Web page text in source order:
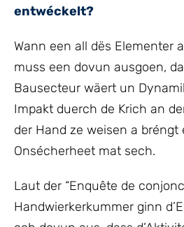
entwéckelt?
Wann een all dës Elementer
muss een dovun ausgoen,
Bausecteur wäert un
Impakt duerch de Krich an
der Hand ze weisen a bréngt
Onsécherheet mat sech.
Laut der “Enquête de
Handwierkerkummer ginn